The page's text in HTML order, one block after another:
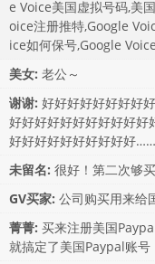
e Voice美国虚拟号码,美
oice注册推特,Google
ice如何保号,Google
美女: 老公～
谢谢: 好好好好好好好好
好好好好好好好好好好好
好好好好好好好好好好……
未留名: 很好！第二次够
GV买家: 公司购买用来给
菁菁: 买来注册美国
就搞定了美国Paypal账号